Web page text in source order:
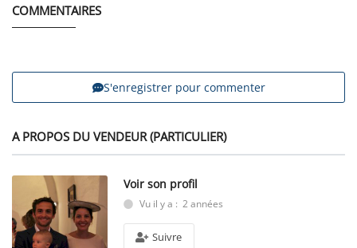
COMMENTAIRES
S'enregistrer pour commenter
A PROPOS DU VENDEUR (PARTICULIER)
Voir son profil
Vu il y a : 2 années
Suivre